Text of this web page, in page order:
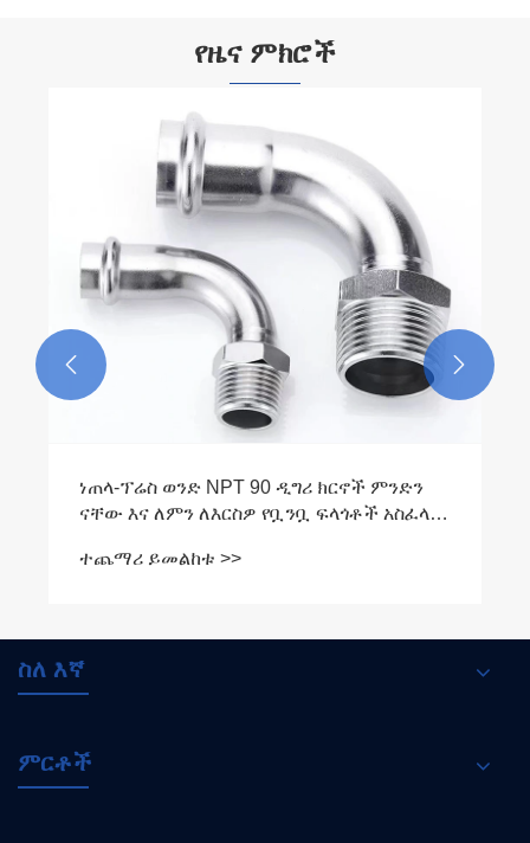
የዜና ምክሮች
ነጠላ-ፕሬስ ወንድ NPT 90 ዲግሪ ክርኖች ምንድን
ናቸው እና ለምን ለእርስዎ የቧንቧ ፍላጎቶች አስፈላጊ
ተጨማሪ ይመልከቱ >>
 
ስለ እኛ
ምርቶች